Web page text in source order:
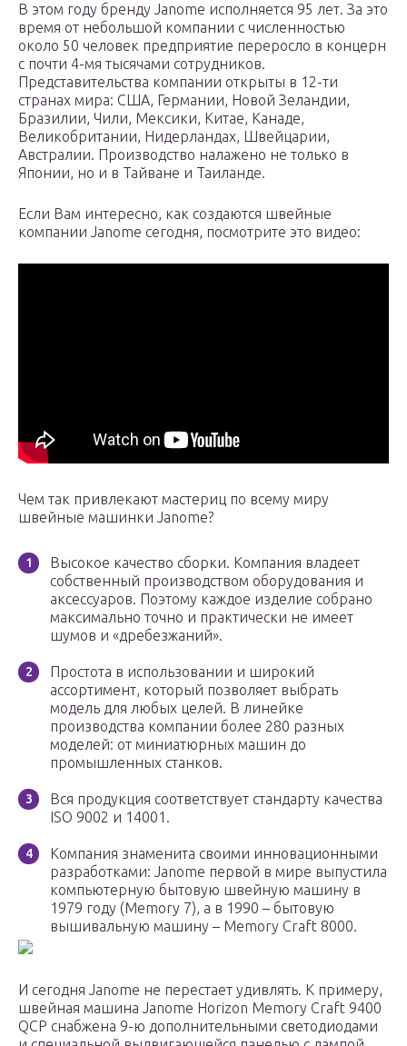
В этом году бренду Janome исполняется 95 лет. За это
время от небольшой компании с численностью
около 50 человек предприятие переросло в концерн
с почти 4-мя тысячами сотрудников.
Представительства компании открыты в 12-ти
странах мира: США, Германии, Новой Зеландии,
Бразилии, Чили, Мексики, Китае, Канаде,
Великобритании, Нидерландах, Швейцарии,
Австралии. Производство налажено не только в
Японии, но и в Тайване и Таиланде.
Если Вам интересно, как создаются швейные
компании Janome сегодня, посмотрите это видео:
Чем так привлекают мастериц по всему миру
швейные машинки Janome?
Высокое качество сборки. Компания владеет
собственный производством оборудования и
аксессуаров. Поэтому каждое изделие собрано
максимально точно и практически не имеет
шумов и «дребезжаний».
Простота в использовании и широкий
ассортимент, который позволяет выбрать
модель для любых целей. В линейке
производства компании более 280 разных
моделей: от миниатюрных машин до
промышленных станков.
Вся продукция соответствует стандарту качества
ISO 9002 и 14001.
Компания знаменита своими инновационными
разработками: Janome первой в мире выпустила
компьютерную бытовую швейную машину в
1979 году (Memory 7), а в 1990 – бытовую
вышивальную машину – Memory Craft 8000.
И сегодня Janome не перестает удивлять. К примеру,
швейная машина Janome Horizon Memory Craft 9400
QCP снабжена 9-ю дополнительными светодиодами